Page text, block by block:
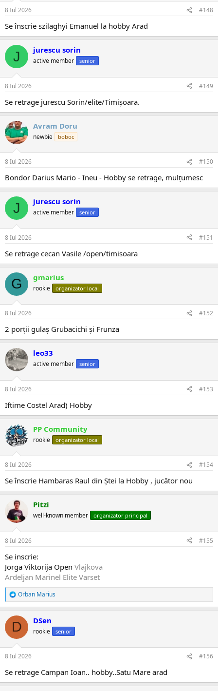
8 Iul 2026 #148
Se înscrie szilaghyi Emanuel la hobby Arad
J jurescu sorin
active member senior
8 Iul 2026 #149
Se retrage jurescu Sorin/elite/Timișoara.
Avram Doru
newbie boboc
8 Iul 2026 #150
Bondor Darius Mario - Ineu - Hobby se retrage, mulțumesc
J jurescu sorin
active member senior
8 Iul 2026 #151
Se retrage cecan Vasile /open/timisoara
G gmarius
rookie organizator local
8 Iul 2026 #152
2 porții gulaș Grubacichi și Frunza
leo33
active member senior
8 Iul 2026 #153
Iftime Costel Arad) Hobby
PP Community
rookie organizator local
8 Iul 2026 #154
Se înscrie Hambaras Raul din Ștei la Hobby , jucător nou
Pitzi
well-known member organizator principal
8 Iul 2026 #155
Se inscrie:
Jorga Viktorija Open Vlajkova
Ardeljan Marinel Elite Varset
R
e
c
i
Orban Marius
D DSen
rookie senior
8 Iul 2026 #156
Se retrage Campan Ioan.. hobby..Satu Mare arad